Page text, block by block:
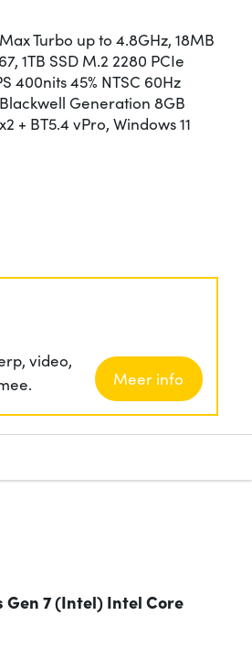
Turbo up to 4.8GHz, 18MB
1TB SSD M.2 2280 PCIe
400nits 45% NTSC 60Hz
Blackwell Generation 8GB
+ BT5.4 vPro, Windows 11
video,
Meer info
Gen 7 (Intel) Intel Core